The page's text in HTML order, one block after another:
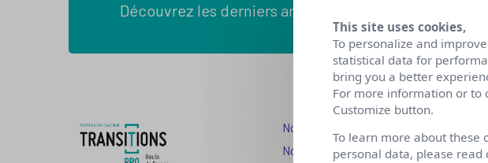
Découvrez les derniers articles de notre blog
Nos dispositifs pour se reconvertir
Nos solutions aux entreprises
This site uses cookies,
To personalize and
statistical data for
bring you a better
For more information or to
Customize button.
To learn more about these
personal data, please read